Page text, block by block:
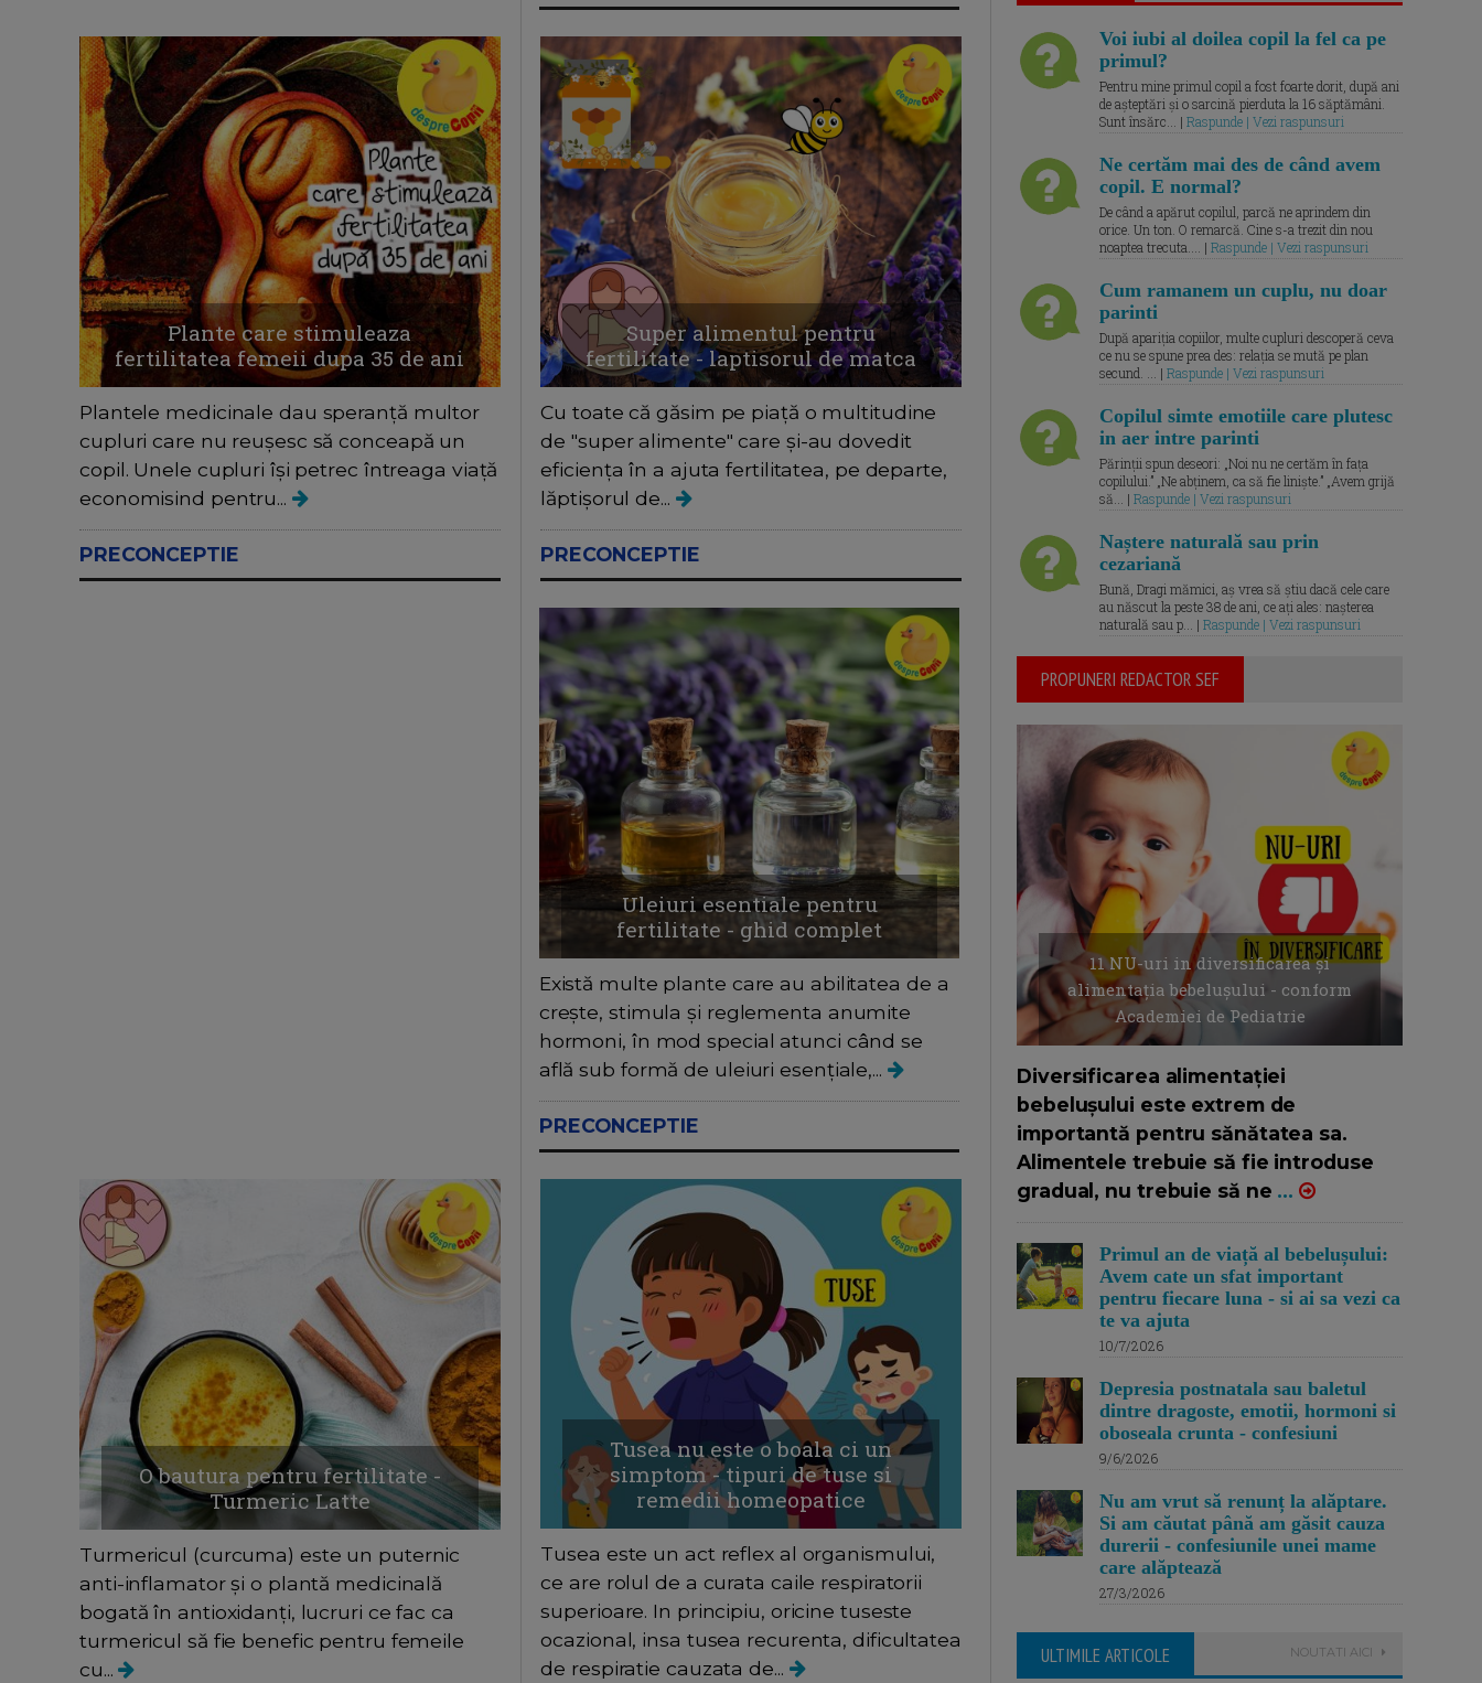
Plante care stimuleaza
fertilitatea femeii dupa 35 de ani
Plantele medicinale dau speranță multor
cupluri care nu reușesc să conceapă un
copil. Unele cupluri își petrec întreaga viață
economisind pentru...
PRECONCEPTIE
Super alimentul pentru
fertilitate - laptisorul de matca
Cu toate că găsim pe piață o multitudine
de "super alimente" care și-au dovedit
eficiența în a ajuta fertilitatea, pe departe,
lăptișorul de...
PRECONCEPTIE
Uleiuri esentiale pentru
fertilitate - ghid complet
Există multe plante care au abilitatea de a
crește, stimula și reglementa anumite
hormoni, în mod special atunci când se
află sub formă de uleiuri esențiale,...
PRECONCEPTIE
O bautura pentru fertilitate -
Turmeric Latte
Turmericul (curcuma) este un puternic
anti-inflamator și o plantă medicinală
bogată în antioxidanți, lucruri ce fac ca
turmericul să fie benefic pentru femeile
cu...
Tusea nu este o boala ci un
simptom - tipuri de tuse si
remedii homeopatice
Tusea este un act reflex al organismului,
ce are rolul de a curata caile respiratorii
superioare. In principiu, oricine tuseste
ocazional, insa tusea recurenta, dificultatea
de respiratie cauzata de...
Voi iubi al doilea copil la fel ca pe
primul?
Pentru mine primul copil a fost foarte dorit, după ani
de așteptări și o sarcină pierduta la 16 săptămâni.
Sunt însărc... | Raspunde | Vezi raspunsuri
Ne certăm mai des de când avem
copil. E normal?
De când a apărut copilul, parcă ne aprindem din
orice. Un ton. O remarcă. Cine s-a trezit din nou
noaptea trecuta.... | Raspunde | Vezi raspunsuri
Cum ramanem un cuplu, nu doar
parinti
După apariția copiilor, multe cupluri descoperă ceva
ce nu se spune prea des: relația se mută pe plan
secund. ... | Raspunde | Vezi raspunsuri
Copilul simte emotiile care plutesc
in aer intre parinti
Părinții spun deseori: „Noi nu ne certăm în fața
copilului.” „Ne abținem, ca să fie liniște.” „Avem grijă
să... | Raspunde | Vezi raspunsuri
Naștere naturală sau prin
cezariană
Bună, Dragi mămici, aș vrea să știu dacă cele care
au născut la peste 38 de ani, ce ați ales: nașterea
naturală sau p... | Raspunde | Vezi raspunsuri
PROPUNERI REDACTOR SEF
11 NU-uri in diversificarea și
alimentația bebelușului - conform
Academiei de Pediatrie
Diversificarea alimentației
bebelușului este extrem de
importantă pentru sănătatea sa.
Alimentele trebuie să fie introduse
gradual, nu trebuie să ne ...
Primul an de viață al bebelușului:
Avem cate un sfat important
pentru fiecare luna - si ai sa vezi ca
te va ajuta
10/7/2026
Depresia postnatala sau baletul
dintre dragoste, emotii, hormoni si
oboseala crunta - confesiuni
9/6/2026
Nu am vrut să renunț la alăptare.
Si am căutat până am găsit cauza
durerii - confesiunile unei mame
care alăptează
27/3/2026
ULTIMILE ARTICOLE NOUTATI AICI